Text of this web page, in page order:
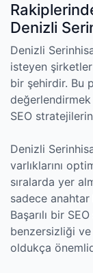
Denizli
Denizli
isteyen
bir şehirdir. Bu
SEO
Denizli
varlıklarını
sıralarda yer
sadece
Başarılı bir
benzersizliği
oldukça